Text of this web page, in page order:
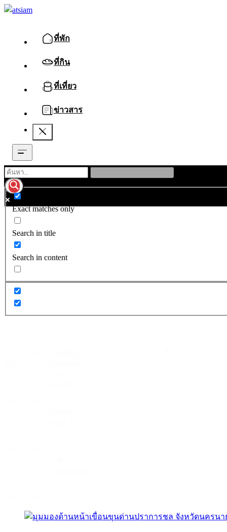
ที่พัก
ที่กิน
ที่เที่ยว
ข่าวสาร
Exact matches only
Search in title
Search in content